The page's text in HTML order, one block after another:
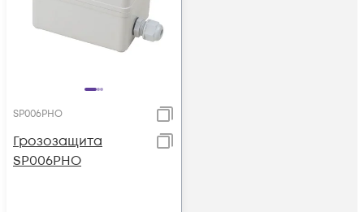
SP006PHO
Грозозащита
SP006PHO